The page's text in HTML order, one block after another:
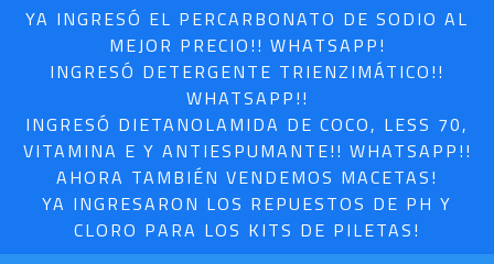
YA INGRESÓ EL PERCARBONATO DE SODIO AL
MEJOR PRECIO!! WHATSAPP!
INGRESÓ DETERGENTE TRIENZIMÁTICO!!
WHATSAPP!!
INGRESÓ DIETANOLAMIDA DE COCO, LESS 70,
VITAMINA E Y ANTIESPUMANTE!! WHATSAPP!!
AHORA TAMBIÉN VENDEMOS MACETAS!
YA INGRESARON LOS REPUESTOS DE PH Y
CLORO PARA LOS KITS DE PILETAS!